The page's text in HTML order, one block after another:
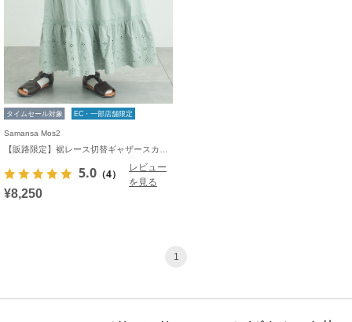
タイムセール対象 EC・一部店舗限定
Samansa Mos2
5.0 （4）
レビュー
を見る
¥8,250
1